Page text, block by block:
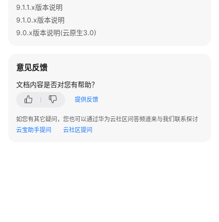
Teradata
和
MySQL
语
容
性
差
异
DWS
数
9.1.1.x版本说明
9.1.0.x版本说明
9.0.x版本说明(云原生3.0)
意见反馈
文档内容是否对您有帮助？
提供反馈
如您有其它疑问，您也可以通过华为云社区问答频道来与我们联系探讨
云宝助手提问
云社区提问